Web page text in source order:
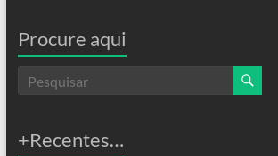
Procure aqui
+Recentes…